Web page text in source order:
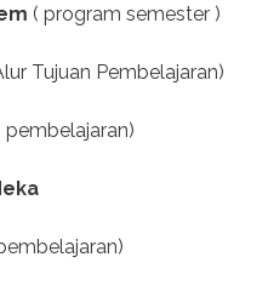
( program semester )
Tujuan Pembelajaran)
pembelajaran)